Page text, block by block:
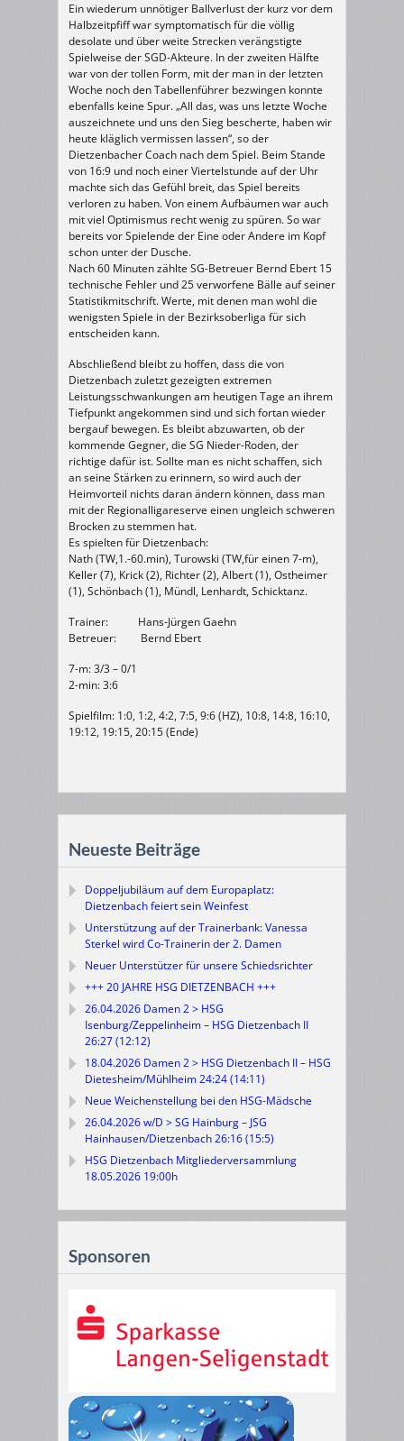
Ein wiederum unnötiger Ballverlust der kurz vor dem
Halbzeitpfiff war symptomatisch für die völlig
desolate und über weite Strecken verängstigte
Spielweise der SGD-Akteure. In der zweiten Hälfte
war von der tollen Form, mit der man in der letzten
Woche noch den Tabellenführer bezwingen konnte
ebenfalls keine Spur. „All das, was uns letzte Woche
auszeichnete und uns den Sieg bescherte, haben wir
heute kläglich vermissen lassen“, so der
Dietzenbacher Coach nach dem Spiel. Beim Stande
von 16:9 und noch einer Viertelstunde auf der Uhr
machte sich das Gefühl breit, das Spiel bereits
verloren zu haben. Von einem Aufbäumen war auch
mit viel Optimismus recht wenig zu spüren. So war
bereits vor Spielende der Eine oder Andere im Kopf
schon unter der Dusche.
Nach 60 Minuten zählte SG-Betreuer Bernd Ebert 15
technische Fehler und 25 verworfene Bälle auf seiner
Statistikmitschrift. Werte, mit denen man wohl die
wenigsten Spiele in der Bezirksoberliga für sich
entscheiden kann.
Abschließend bleibt zu hoffen, dass die von
Dietzenbach zuletzt gezeigten extremen
Leistungsschwankungen am heutigen Tage an ihrem
Tiefpunkt angekommen sind und sich fortan wieder
bergauf bewegen. Es bleibt abzuwarten, ob der
kommende Gegner, die SG Nieder-Roden, der
richtige dafür ist. Sollte man es nicht schaffen, sich
an seine Stärken zu erinnern, so wird auch der
Heimvorteil nichts daran ändern können, dass man
mit der Regionalligareserve einen ungleich schweren
Brocken zu stemmen hat.
Es spielten für Dietzenbach:
Nath (TW,1.-60.min), Turowski (TW,für einen 7-m),
Keller (7), Krick (2), Richter (2), Albert (1), Ostheimer
(1), Schönbach (1), Mündl, Lenhardt, Schicktanz.
Trainer: Hans-Jürgen Gaehn
Betreuer: Bernd Ebert
7-m: 3/3 – 0/1
2-min: 3:6
Spielfilm: 1:0, 1:2, 4:2, 7:5, 9:6 (HZ), 10:8, 14:8, 16:10,
19:12, 19:15, 20:15 (Ende)
Neueste Beiträge
Doppeljubiläum auf dem Europaplatz:
Dietzenbach feiert sein Weinfest
Unterstützung auf der Trainerbank: Vanessa
Sterkel wird Co-Trainerin der 2. Damen
Neuer Unterstützer für unsere Schiedsrichter
+++ 20 JAHRE HSG DIETZENBACH +++
26.04.2026 Damen 2 > HSG
Isenburg/Zeppelinheim – HSG Dietzenbach II
26:27 (12:12)
18.04.2026 Damen 2 > HSG Dietzenbach II – HSG
Dietesheim/Mühlheim 24:24 (14:11)
Neue Weichenstellung bei den HSG-Mädsche
26.04.2026 w/D > SG Hainburg – JSG
Hainhausen/Dietzenbach 26:16 (15:5)
HSG Dietzenbach Mitgliederversammlung
18.05.2026 19:00h
Sponsoren